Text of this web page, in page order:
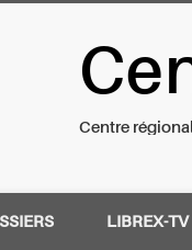
du
Centre
LIBREX-TV